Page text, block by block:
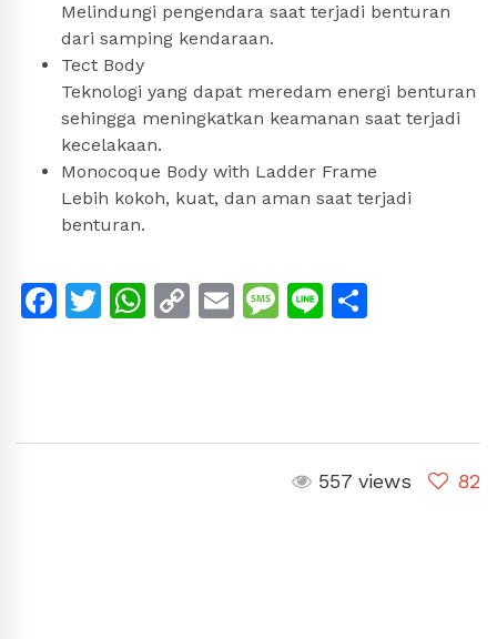
Melindungi pengendara saat terjadi benturan
dari samping kendaraan.
Tect Body
Teknologi yang dapat meredam energi benturan
sehingga meningkatkan keamanan saat terjadi
kecelakaan.
Monocoque Body with Ladder Frame
Lebih kokoh, kuat, dan aman saat terjadi
benturan.
Facebook
Twitter
WhatsApp
CopyEmailMessage
Line
82
557 views